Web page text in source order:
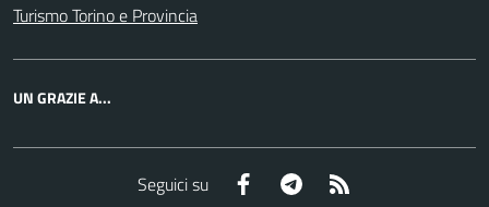
Turismo Torino e Provincia
UN GRAZIE A...
Seguici su Facebook Telegram